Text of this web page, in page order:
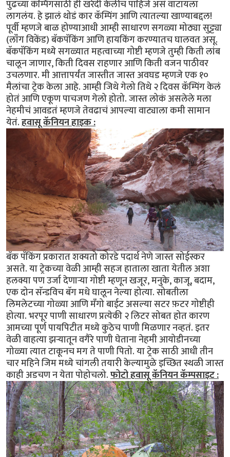
पुढच्या कॅम्पिंगसाठी ही खरेदी केलीच पाहिजे असं वाटायला
लागलंय. हे झालं थोडं कार कॅम्पिंग आणि त्यातल्या खाण्याबद्दल!
पूर्वी म्हणजे बाळ होण्याआधी आम्ही साधारण सगळ्या मोठ्या सुट्ट्या
(लॉंग विकेंड) बॅकपॅकिंग आणि हायकिंग करण्यातच घालवत असू.
बॅकपॅकिंग मध्ये सगळ्यात महत्वाच्या गोष्टी म्हणजे तुम्ही किती लांब
चालून जाणार, किती दिवस राहणार आणि किती वजन पाठीवर
उचलणार. मी आत्तापर्यंत जास्तीत जास्त अवघड म्हणजे एक १०
मैलांचा ट्रेक केला आहे. आम्ही जिथे गेलो तिथे २ दिवस कॅम्पिंग केलं
होतं आणि एकूण पाचजण गेलो होतो. जास्त लोकं असलेले मला
नेहमीचं आवडतं म्हणजे तेवढाचं आपल्या वाट्याला कमी सामान
येतं.हवासू कॅनियन हाइक :
बॅक पॅकिंग प्रकारात शक्यतो कोरडे पदार्थ नेणे जास्त सोईस्कर
असते. या ट्रेकच्या वेळी आम्ही सहज हाताला खाता येतील अशा
हलक्या पण उर्जा देणार्‍या गोष्टी म्हणून खजूर, मनुके, काजू, बदाम,
एक दोन सॅन्डविच बॅग मधे घालून नेल्या होत्या. सोबतीला
लिमलेटच्या गोळ्या आणि मँगो बाईट असल्या सटर फ़टर गोष्टीही
होत्या. भरपूर पाणी साधारण प्रत्येकी २ लिटर सोबत होत कारण
आमच्या पूर्ण पायपिटीत मध्ये कुठेच पाणी मिळणार नव्हतं. इतर
वेळी वाहत्या झर्‍यातून वगैरे पाणी घेताना नेहमी आयोडीनच्या
गोळ्या त्यात टाकूनच मग ते पाणी पितो. या ट्रेक साठी आधी तीन
चार महिने जिम मध्ये चांगली तयारी केल्यामुळे इच्छित स्थळी जास्त
काही अडचण न येता पोहोचलो.फोटो हवासू कॅनियन कॅम्पसाइट :